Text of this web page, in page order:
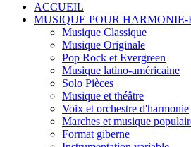
ACCUEIL
MUSIQUE POUR HARMONIE-
Musique Classique
Musique Originale
Pop Rock et Evergreen
Musique latino-américaine
Solo Pièces
Musique et théâtre
Voix et orchestre d'harmonie
Marches et musique
Format giberne